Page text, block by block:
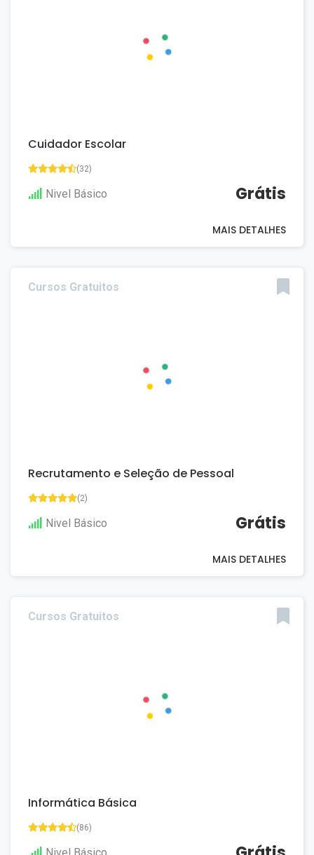
Cuidador Escolar
(32)
Nivel Básico Grátis
MAIS DETALHES
Cursos Gratuitos
Recrutamento e Seleção de Pessoal
(2)
Nivel Básico Grátis
MAIS DETALHES
Cursos Gratuitos
Informática Básica
(86)
Nivel Básico